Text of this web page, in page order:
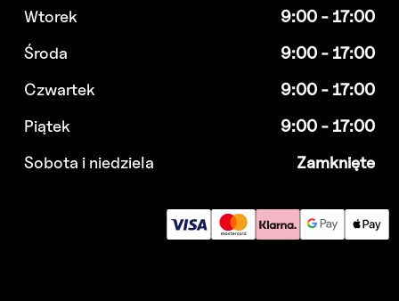
Wtorek
9:00 - 17:00
Środa
9:00 - 17:00
Czwartek
9:00 - 17:00
Piątek
9:00 - 17:00
Sobota i niedziela
Zamknięte